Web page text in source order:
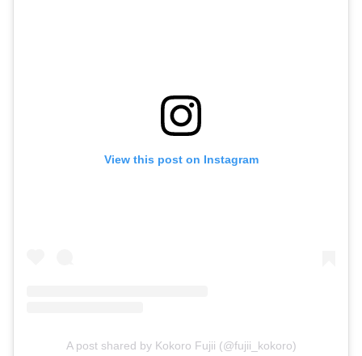
View this post on Instagram
A post shared by Kokoro Fujii (@fujii_kokoro)